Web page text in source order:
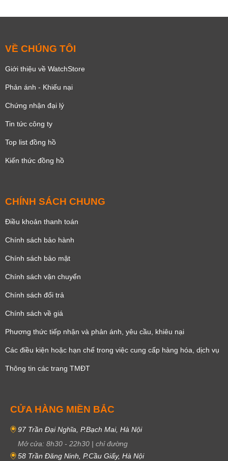
VỀ CHÚNG TÔI
Giới thiệu về WatchStore
Phản ánh - Khiếu nại
Chứng nhận đại lý
Tin tức công ty
Top list đồng hồ
Kiến thức đồng hồ
CHÍNH SÁCH CHUNG
Điều khoản thanh toán
Chính sách bảo hành
Chính sách bảo mật
Chính sách vận chuyển
Chính sách đổi trả
Chính sách về giá
Phương thức tiếp nhận và phản ánh, yêu cầu, khiêu nại
Các điều kiện hoặc hạn chế trong việc cung cấp hàng hóa, dịch vụ
Thông tin các trang TMĐT
CỬA HÀNG MIỀN BẮC
97 Trần Đại Nghĩa, P.Bạch Mai, Hà Nội
Mở cửa: 8h30 - 22h30 | chỉ đường
58 Trần Đăng Ninh, P.Cầu Giấy, Hà Nội